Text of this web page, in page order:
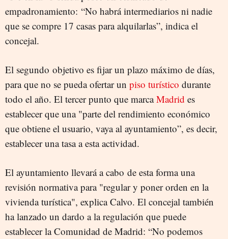
empadronamiento: “No habrá intermediarios ni nadie
que se compre 17 casas para alquilarlas”, indica el
concejal.
El segundo objetivo es fijar un plazo máximo de días,
para que no se pueda ofertar un piso turístico durante
todo el año. El tercer punto que marcaMadrid es
establecer que una "parte del rendimiento económico
que obtiene el usuario, vaya al ayuntamiento”, es decir,
establecer una tasa a esta actividad.
El ayuntamiento llevará a cabo de esta forma una
revisión normativa para "regular y poner orden en la
vivienda turística", explica Calvo. El concejal también
ha lanzado un dardo a la regulación que puede
establecer la Comunidad de Madrid: “No podemos